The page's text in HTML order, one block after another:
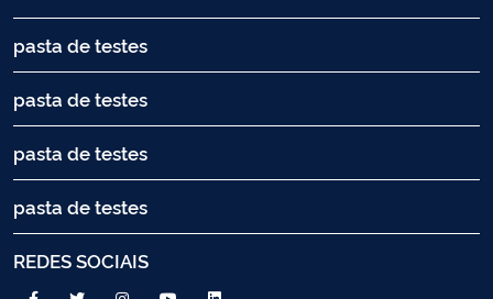
pasta de testes
pasta de testes
pasta de testes
pasta de testes
REDES SOCIAIS